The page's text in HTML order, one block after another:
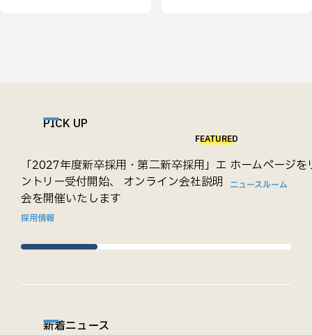
PICK UP
FEATURED
「2027年度新卒採用・第二新卒採用」エ
ントリー受付開始、 オンライン会社説明
会を開催いたします
採用情報
ホームページ
ニュースルーム
新着ニュース